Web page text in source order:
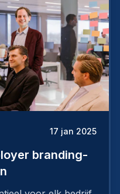
17 jan 2025
branding-